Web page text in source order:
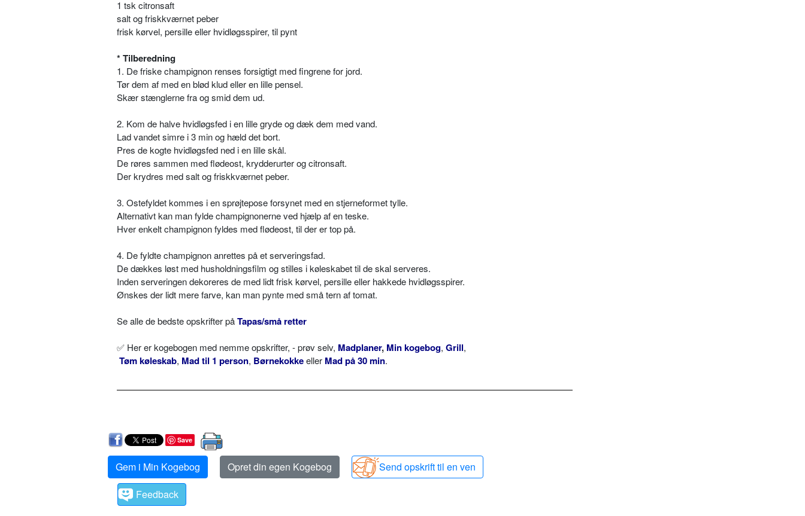
1 tsk citronsaft
salt og friskkværnet peber
frisk kørvel, persille eller hvidløgsspirer, til pynt
* Tilberedning
1. De friske champignon renses forsigtigt med fingrene for jord.
Tør dem af med en blød klud eller en lille pensel.
Skær stænglerne fra og smid dem ud.
2. Kom de halve hvidløgsfed i en lille gryde og dæk dem med vand.
Lad vandet simre i 3 min og hæld det bort.
Pres de kogte hvidløgsfed ned i en lille skål.
De røres sammen med flødeost, krydderurter og citronsaft.
Der krydres med salt og friskkværnet peber.
3. Ostefyldet kommes i en sprøjtepose forsynet med en stjerneformet tylle.
Alternativt kan man fylde champignonerne ved hjælp af en teske.
Hver enkelt champignon fyldes med flødeost, til der er top på.
4. De fyldte champignon anrettes på et serveringsfad.
De dækkes løst med husholdningsfilm og stilles i køleskabet til de skal serveres.
Inden serveringen dekoreres de med lidt frisk kørvel, persille eller hakkede hvidløgsspirer.
Ønskes der lidt mere farve, kan man pynte med små tern af tomat.
Se alle de bedste opskrifter påTapas/små retter
✅ Her er kogebogen med nemme opskrifter, - prøv selv, Madplaner, Min kogebog, Grill,
Tøm køleskab, Mad til 1 person, Børnekokkeeller Mad på 30 min.
Save
Gem i Min Kogebog Opret din egen Kogebog
Send opskrift til en ven
Feedback